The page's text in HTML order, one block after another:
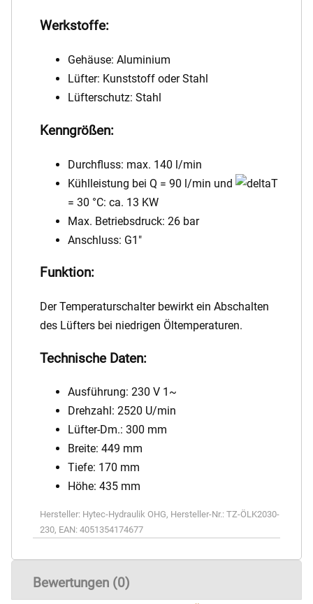
Werkstoffe:
Gehäuse: Aluminium
Lüfter: Kunststoff oder Stahl
Lüfterschutz: Stahl
Kenngrößen:
Durchfluss: max. 140 l/min
Kühlleistung bei Q = 90 l/min und
T
= 30 °C: ca. 13 KW
Max. Betriebsdruck: 26 bar
Anschluss: G1"
Funktion:
Der Temperaturschalter bewirkt ein Abschalten
des Lüfters bei niedrigen Öltemperaturen.
Technische Daten:
Ausführung: 230 V 1~
Drehzahl: 2520 U/min
Lüfter-Dm.: 300 mm
Breite: 449 mm
Tiefe: 170 mm
Höhe: 435 mm
Hersteller: Hytec-Hydraulik OHG, Hersteller-Nr.: TZ-ÖLK2030-
230, EAN: 4051354174677
Bewertungen (0)